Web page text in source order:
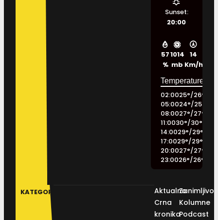
57
%
1014
mb
14
Km/h
Sunset:
20:00
02:0025°/26°
05:0024°/25°
08:0027°/27°
11:0030°/30°
14:0029°/29°
17:0029°/29°
20:0027°/27°
23:0026°/26°
KATEGORIJE
Aktualno
Crna
kronika
Kolumne
Podcast